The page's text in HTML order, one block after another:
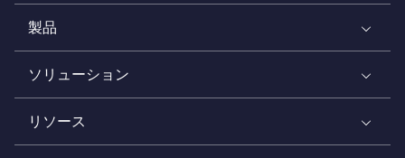
製品
ソリューション
リソース